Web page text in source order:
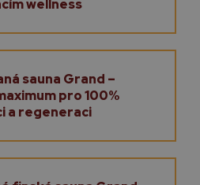
wellness
sauna Grand –
pro 100%
a regeneraci